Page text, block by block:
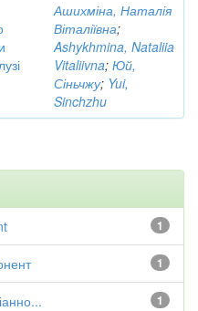
Ашихміна, Наталія
Віталіївна;
Ashykhmina, Nataliia
Vitaliivna; Юй,
Сіньчжу; Yui,
Sinchzhu
1
1
1